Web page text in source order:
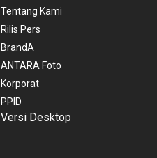
Tentang Kami
Rilis Pers
BrandA
ANTARA Foto
Korporat
PPID
Versi Desktop